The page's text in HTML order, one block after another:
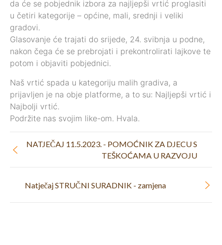
da će se pobjednik izbora za najljepši vrtić proglasiti
u četiri kategorije – općine, mali, srednji i veliki
gradovi.
Glasovanje će trajati do srijede, 24. svibnja u podne,
nakon čega će se prebrojati i prekontrolirati lajkove te
potom i objaviti pobjednici.
Naš vrtić spada u kategoriju malih gradiva, a
prijavljen je na obje platforme, a to su: Najljepši vrtić i
Najbolji vrtić.
Podržite nas svojim like-om. Hvala.
Natječaj STRUČNI SURADNIK - zamjena
NATJEČAJ 11.5.2023. - POMOĆNIK ZA DJECU S
TEŠKOĆAMA U RAZVOJU